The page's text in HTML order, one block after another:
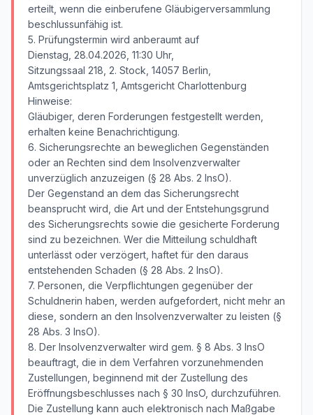
erteilt, wenn die einberufene Gläubigerversammlung
beschlussunfähig ist.
5. Prüfungstermin wird anberaumt auf
Dienstag, 28.04.2026, 11:30 Uhr,
Sitzungssaal 218, 2. Stock, 14057 Berlin,
Amtsgerichtsplatz 1, Amtsgericht Charlottenburg
Hinweise:
Gläubiger, deren Forderungen festgestellt werden,
erhalten keine Benachrichtigung.
6. Sicherungsrechte an beweglichen Gegenständen
oder an Rechten sind dem Insolvenzverwalter
unverzüglich anzuzeigen (§ 28 Abs. 2 InsO).
Der Gegenstand an dem das Sicherungsrecht
beansprucht wird, die Art und der Entstehungsgrund
des Sicherungsrechts sowie die gesicherte Forderung
sind zu bezeichnen. Wer die Mitteilung schuldhaft
unterlässt oder verzögert, haftet für den daraus
entstehenden Schaden (§ 28 Abs. 2 InsO).
7. Personen, die Verpflichtungen gegenüber der
Schuldnerin haben, werden aufgefordert, nicht mehr an
diese, sondern an den Insolvenzverwalter zu leisten (§
28 Abs. 3 InsO).
8. Der Insolvenzverwalter wird gem. § 8 Abs. 3 InsO
beauftragt, die in dem Verfahren vorzunehmenden
Zustellungen, beginnend mit der Zustellung des
Eröffnungsbeschlusses nach § 30 InsO, durchzuführen.
Die Zustellung kann auch elektronisch nach Maßgabe